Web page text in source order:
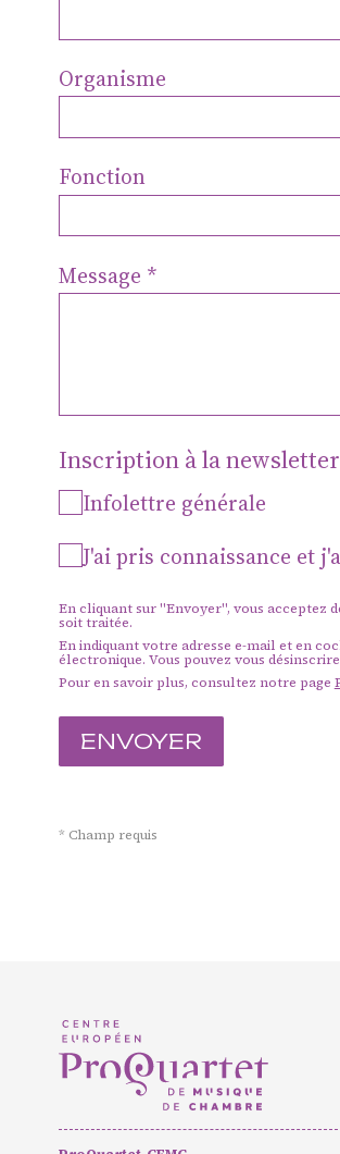
Organisme
Fonction
Message
Inscription à la newsletter
Infolettre générale
J'ai pris connaissance et
En cliquant sur "Envoyer", vous acceptez
soit traitée.
En indiquant votre adresse e-mail et en
électronique. Vous pouvez vous
Pour en savoir plus, consultez notre page
* Champ requis